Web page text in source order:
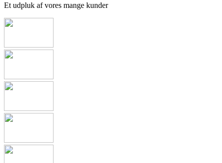
Et udpluk af vores mange kunder